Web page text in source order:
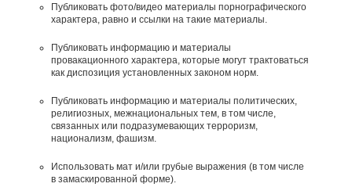
Публиковать фото/видео материалы порнографического
характера, равно и ссылки на такие материалы.
Публиковать инфоpмацию и материалы
провакационного характера, которые могут трактоваться
как диспозиция установленных законом норм.
Публиковать информацию и материалы политических,
религиозных, межнациональных тем, в том числе,
связанных или подразумевающих терроризм,
национализм, фашизм.
Использовать мат и/или грубые выражения (в том числе
в замаскированной форме).